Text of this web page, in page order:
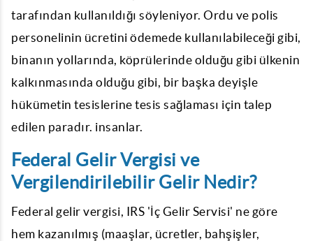
tarafından kullanıldığı söyleniyor. Ordu ve polis
personelinin ücretini ödemede kullanılabileceği gibi,
binanın yollarında, köprülerinde olduğu gibi ülkenin
kalkınmasında olduğu gibi, bir başka deyişle
hükümetin tesislerine tesis sağlaması için talep
edilen paradır. insanlar.
Federal Gelir Vergisi ve
Vergilendirilebilir Gelir Nedir?
Federal gelir vergisi, IRS 'İç Gelir Servisi' ne göre
hem kazanılmış (maaşlar, ücretler, bahşişler,